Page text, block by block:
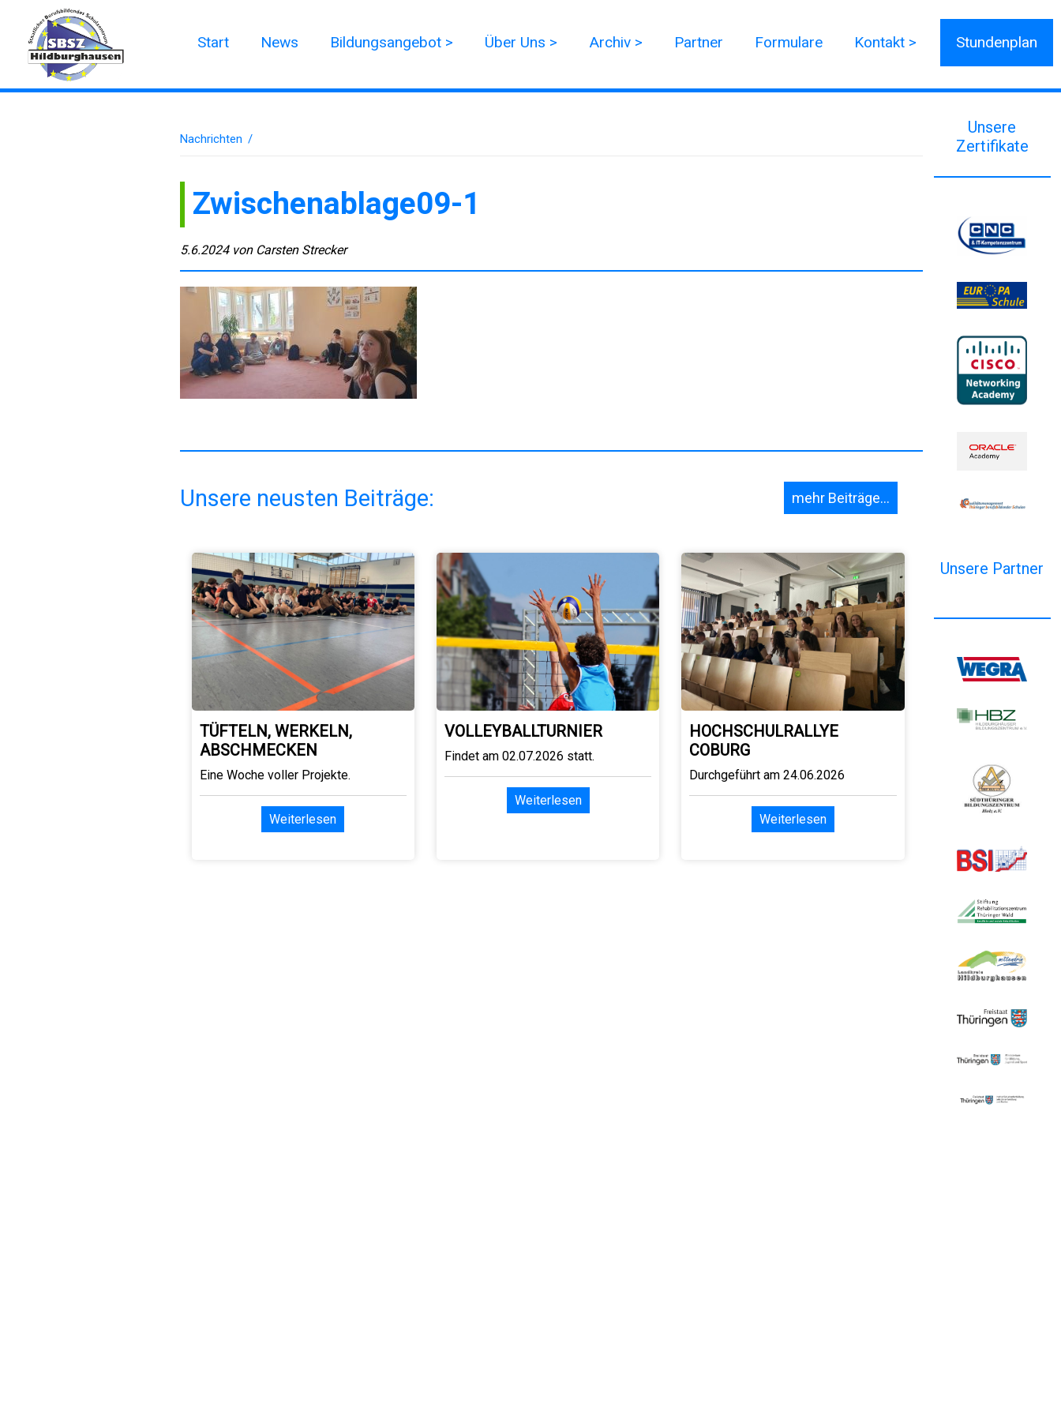
Start News Bildungsangebot > Über Uns > Archiv > Partner Formulare Kontakt > Stundenplan
Nachrichten /
Zwischenablage09-1
5.6.2024 von Carsten Strecker
Unsere neusten Beiträge: mehr Beiträge...
TÜFTELN, WERKELN,
ABSCHMECKEN
Eine Woche voller Projekte.
Weiterlesen
VOLLEYBALLTURNIER
Findet am 02.07.2026 statt.
Weiterlesen
HOCHSCHULRALLYE
COBURG
Durchgeführt am 24.06.2026
Weiterlesen
Unsere
Zertifikate
Unsere Partner